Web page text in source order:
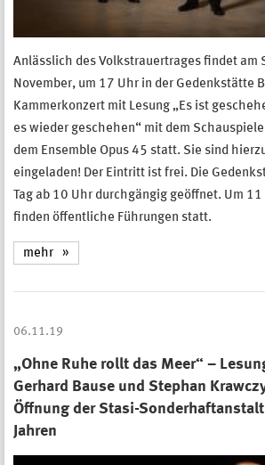
Anlässlich des Volkstrauertrages findet am
November, um 17 Uhr in der Gedenkstätte
Kammerkonzert mit Lesung „Es ist
es wieder geschehen“ mit dem
dem Ensemble Opus 45 statt. Sie sind
eingeladen! Der Eintritt ist frei. Die
Tag ab 10 Uhr durchgängig geöffnet. Um
finden öffentliche Führungen statt.
mehr
06.11.19
„Ohne Ruhe rollt das Meer“ –
Gerhard Bause und Stephan
Öffnung der Stasi-
Jahren